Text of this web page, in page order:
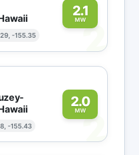
-155.35
2.1
MW
2
-155.43
2.0
MW2